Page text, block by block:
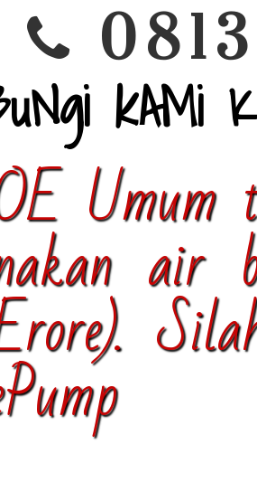
kAMi
Umum
air